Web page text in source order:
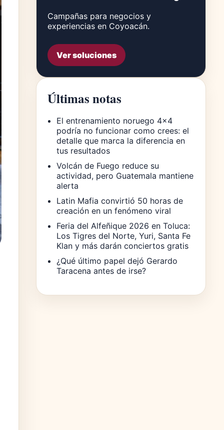
Campañas para negocios y
experiencias en Coyoacán.
Ver soluciones
Últimas notas
El entrenamiento noruego 4×4
podría no funcionar como crees: el
detalle que marca la diferencia en
tus resultados
Volcán de Fuego reduce su
actividad, pero Guatemala mantiene
alerta
Latin Mafia convirtió 50 horas de
creación en un fenómeno viral
Feria del Alfeñique 2026 en Toluca:
Los Tigres del Norte, Yuri, Santa Fe
Klan y más darán conciertos gratis
¿Qué último papel dejó Gerardo
Taracena antes de irse?